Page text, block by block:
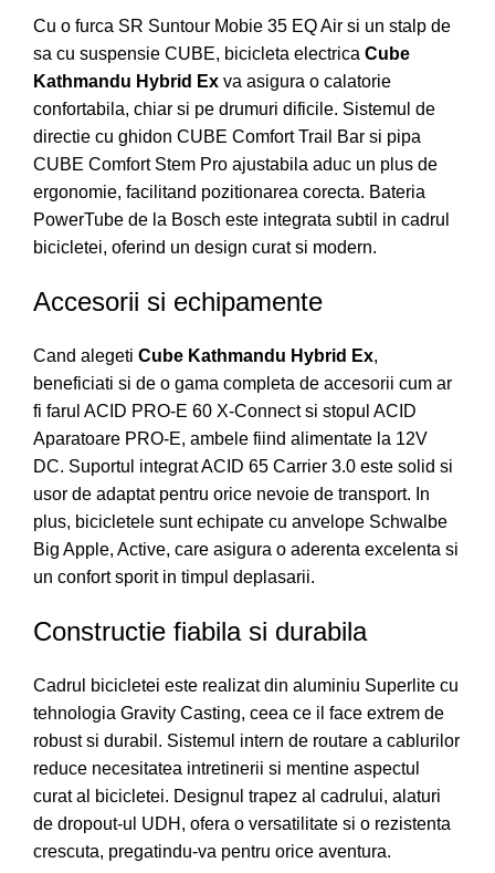
Cu o furca SR Suntour Mobie 35 EQ Air si un stalp de
sa cu suspensie CUBE, bicicleta electrica Cube
Kathmandu Hybrid Ex va asigura o calatorie
confortabila, chiar si pe drumuri dificile. Sistemul de
directie cu ghidon CUBE Comfort Trail Bar si pipa
CUBE Comfort Stem Pro ajustabila aduc un plus de
ergonomie, facilitand pozitionarea corecta. Bateria
PowerTube de la Bosch este integrata subtil in cadrul
bicicletei, oferind un design curat si modern.
Accesorii si echipamente
Cand alegeti Cube Kathmandu Hybrid Ex,
beneficiati si de o gama completa de accesorii cum ar
fi farul ACID PRO-E 60 X-Connect si stopul ACID
Aparatoare PRO-E, ambele fiind alimentate la 12V
DC. Suportul integrat ACID 65 Carrier 3.0 este solid si
usor de adaptat pentru orice nevoie de transport. In
plus, bicicletele sunt echipate cu anvelope Schwalbe
Big Apple, Active, care asigura o aderenta excelenta si
un confort sporit in timpul deplasarii.
Constructie fiabila si durabila
Cadrul bicicletei este realizat din aluminiu Superlite cu
tehnologia Gravity Casting, ceea ce il face extrem de
robust si durabil. Sistemul intern de routare a cablurilor
reduce necesitatea intretinerii si mentine aspectul
curat al bicicletei. Designul trapez al cadrului, alaturi
de dropout-ul UDH, ofera o versatilitate si o rezistenta
crescuta, pregatindu-va pentru orice aventura.